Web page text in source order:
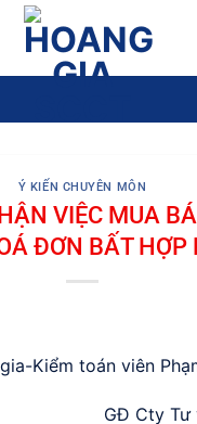
Ý KIẾN CHUYÊN MÔN
VIỆC MUA
ĐƠN BẤT HỢP
Kiểm toán viên
Tư vấn